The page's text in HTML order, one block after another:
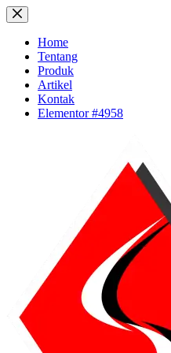
Skip
to
contentHome
Tentang
Produk
Artikel
Kontak
Elementor #4958